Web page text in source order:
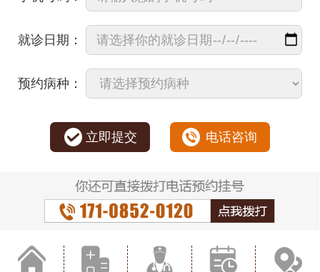
就诊日期：
预约病种：
立即提交 电话咨询